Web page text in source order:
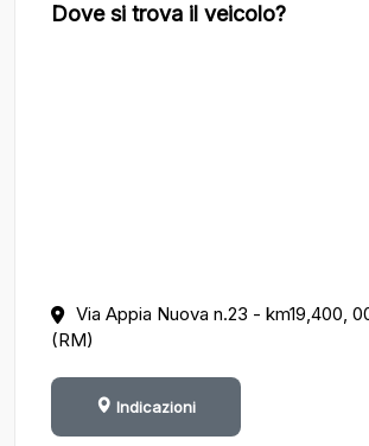
Dove si trova il veicolo?
Via Appia Nuova n.23 - km19,400,
(RM)
Indicazioni